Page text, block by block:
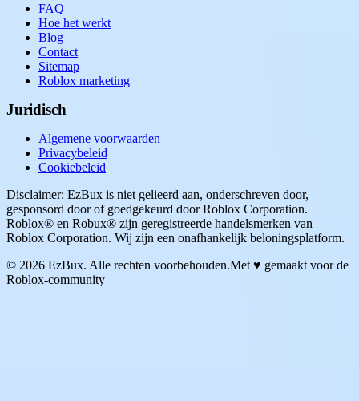
FAQ
Hoe het werkt
Blog
Contact
Sitemap
Roblox marketing
Juridisch
Algemene voorwaarden
Privacybeleid
Cookiebeleid
Disclaimer: EzBux is niet gelieerd aan, onderschreven door,
gesponsord door of goedgekeurd door Roblox Corporation.
Roblox® en Robux® zijn geregistreerde handelsmerken van
Roblox Corporation. Wij zijn een onafhankelijk beloningsplatform.
© 2026 EzBux. Alle rechten voorbehouden.Met ♥ gemaakt voor de
Roblox-community